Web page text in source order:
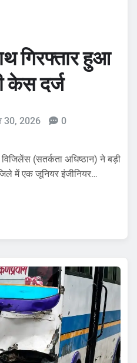
गिरफ्तार हुआ
केस दर्ज
30, 2026 0
(सतर्कता अधिष्ठान) ने बड़ी
में एक जूनियर इंजीनियर…